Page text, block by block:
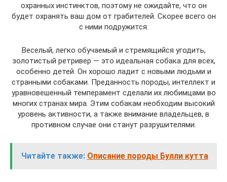
охранных инстинктов, поэтому не ожидайте, что он
будет охранять ваш дом от грабителей. Скорее всего он
с ними подружится.
Веселый, легко обучаемый и стремящийся угодить,
золотистый ретривер — это идеальная собака для всех,
особенно детей. Он хорошо ладит с новыми людьми и
странными собаками. Преданность породы, интеллект и
уравновешенный темперамент сделали их любимцами во
многих странах мира. Этим собакам необходим высокий
уровень активности, а также внимание владельцев, в
противном случае они станут разрушителями.
Читайте также: Описание породы Булли кутта